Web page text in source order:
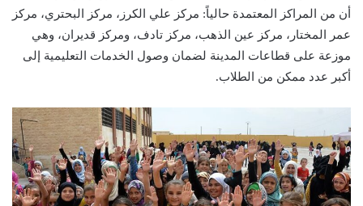
أن من المراكز المعتمدة حالياً: مركز علي الكرز، مركز البحتري، مركز
عمر المختار، مركز عين الذهب، مركز تادف، ومركز قديران، وهي
موزعة على قطاعات المدينة لضمان وصول الخدمات التعليمية إلى
أكبر عدد ممكن من الطلاب.